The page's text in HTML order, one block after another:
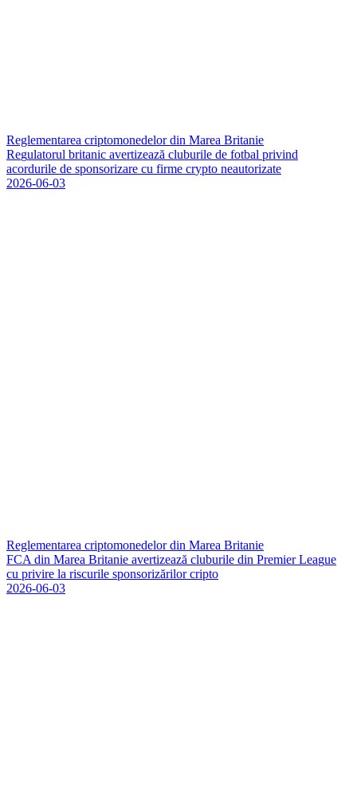
Reglementarea criptomonedelor din Marea Britanie
Regulatorul britanic avertizează cluburile de fotbal privind
acordurile de sponsorizare cu firme crypto neautorizate
2026-06-03
Reglementarea criptomonedelor din Marea Britanie
FCA din Marea Britanie avertizează cluburile din Premier League
cu privire la riscurile sponsorizărilor cripto
2026-06-03